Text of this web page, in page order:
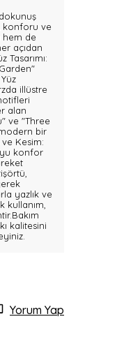
konforu ve
hem de
açıdan
Tasarımı:
illüstre
alan
ve "Three
bir
Kesim:
konfor
yazlık ve
kalitesini
Yorum Yap